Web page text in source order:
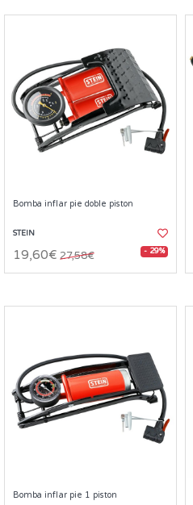
Bomba inflar pie doble piston
STEIN
19,60€ 27,58€ - 29%
Bomba inflar pie 1 piston